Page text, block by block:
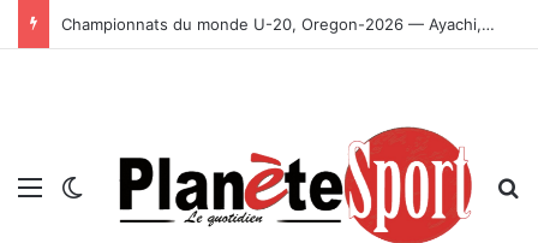
Championnats du monde U-20, Oregon-2026 — Ayachi, Dissa, Touahria et Ghezali en finale
Menu Switch skin